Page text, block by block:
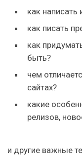
как написать
как писать
как
быть?
чем
сайтах?
какие
релизов,
и другие важные